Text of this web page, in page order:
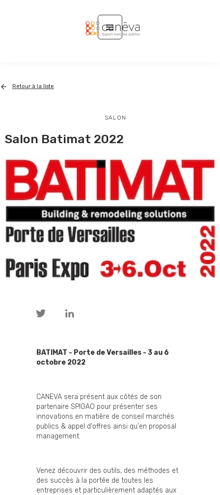
Retour à la liste
SALON
Salon Batimat 2022
BATIMAT - Porte de Versailles - 3 au 6
octobre 2022
CANEVA sera présent aux côtés de son
partenaire SPIGAO pour présenter ses
innovations en matière de conseil marchés
publics & appel d'offres ainsi qu'en proposal
management.
Venez découvrir des outils, des méthodes et
des succès à la portée de toutes les
entreprises et particulièrement adaptés aux